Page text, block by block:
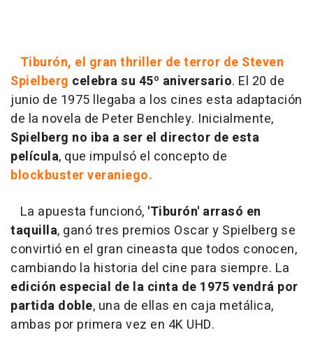
Tiburón, el gran thriller de terror de Steven
Spielberg celebra su 45º aniversario. El 20 de
junio de 1975 llegaba a los cines esta adaptación
de la novela de Peter Benchley. Inicialmente,
Spielberg no iba a ser el director de esta
película, que impulsó el concepto de
blockbuster veraniego.
La apuesta funcionó, 'Tiburón' arrasó en
taquilla, ganó tres premios Oscar y Spielberg se
convirtió en el gran cineasta que todos conocen,
cambiando la historia del cine para siempre. La
edición especial de la cinta de 1975 vendrá por
partida doble, una de ellas en caja metálica,
ambas por primera vez en 4K UHD.